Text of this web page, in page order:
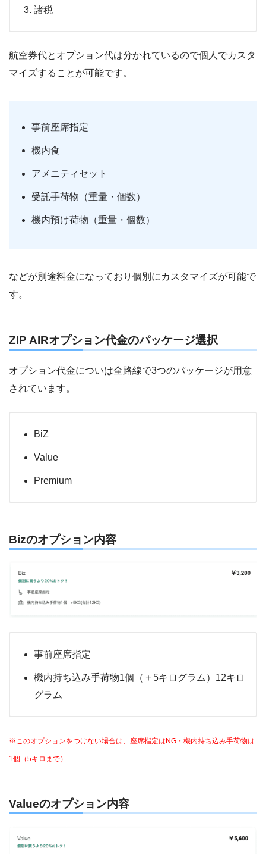
諸税
航空券代とオプション代は分かれているので個人でカスタ
マイズすることが可能です。
事前座席指定
機内食
アメニティセット
受託手荷物（重量・個数）
機内預け荷物（重量・個数）
などが別途料金になっており個別にカスタマイズが可能で
す。
ZIP AIRオプション代金のパッケージ選択
オプション代金についは全路線で3つのパッケージが用意
されています。
BiZ
Value
Premium
Bizのオプション内容
事前座席指定
機内持ち込み手荷物1個（＋5キログラム）12キロ
グラム
※このオプションをつけない場合は、座席指定はNG・機内持ち込み手荷物は
1個（5キロまで）
Valueのオプション内容